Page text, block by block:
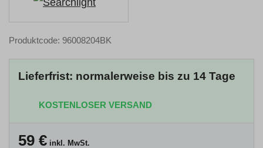
Produktcode: 96008204BK
Lieferfrist: normalerweise bis zu 14 Tage
KOSTENLOSER VERSAND
59 € inkl. MwSt.